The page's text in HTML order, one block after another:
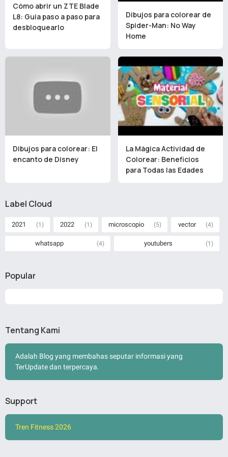
Cómo abrir un ZTE Blade
L8: Guía paso a paso para
desbloquearlo
Dibujos para colorear de
Spider-Man: No Way
Home
Dibujos para colorear: El
encanto de Disney
La Mágica Actividad de
Colorear: Beneficios
para Todas las Edades
Label Cloud
2021 (1) 2022 (1) microscopio (5) vector (4)
whatsapp (4) youtubers (1)
Popular
Tentang Kami
Adalah Blog yang membahas seputar informasi yang
TerUpdate dan terpercaya.
Support
Tren Fitness 2026